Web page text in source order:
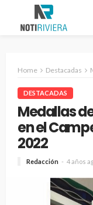
Home Destacadas
DESTACADAS
Medallas
en el
2022
Redacción 4 años